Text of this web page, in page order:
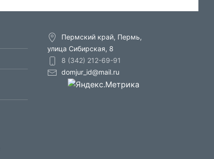
Пермский край, Пермь,
улица Сибирская, 8
8 (342) 212-69-91
domjur_id@mail.ru